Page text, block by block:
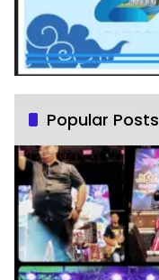
Popular Posts